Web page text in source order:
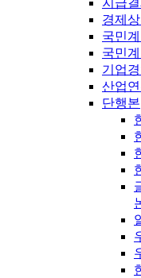
지급
경제
국민
국민
기업
산업
단행본